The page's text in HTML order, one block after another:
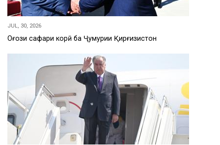
JUL, 30, 2026
Оғози сафари корӣ ба Ҷумҳурии Қирғизистон